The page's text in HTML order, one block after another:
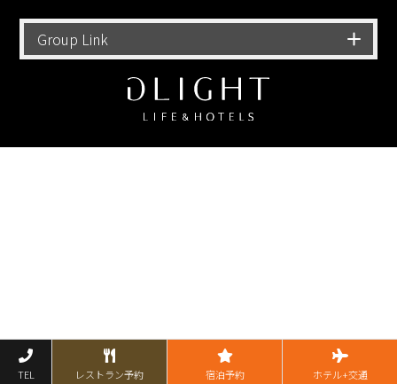
TEL レストラン予約 宿泊予約 ホテル+交通
Group Link